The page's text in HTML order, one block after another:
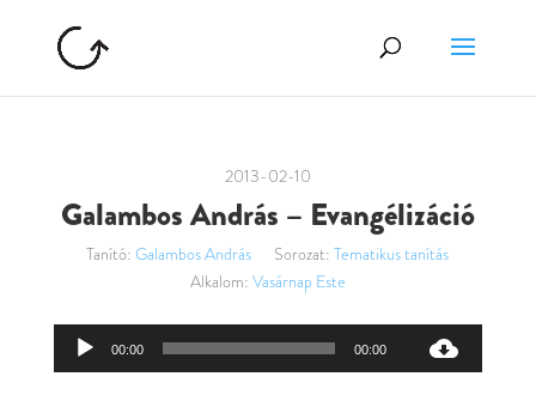
2013-02-10
Galambos András – Evangélizáció
Tanító: Galambos András Sorozat: Tematikus tanítás
Alkalom: Vasárnap Este
Audió
00:00 00:00